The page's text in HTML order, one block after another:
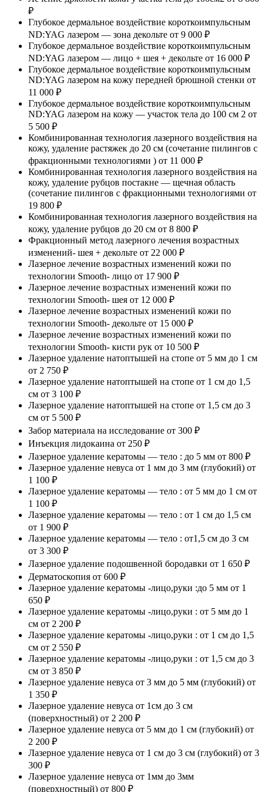
₽
Глубокое дермальное воздействие короткоимпульсным
ND:YAG лазером — зона декольте от 9 000 ₽
Глубокое дермальное воздействие короткоимпульсным
ND:YAG лазером — лицо + шея + декольте от 16 000 ₽
Глубокое дермальное воздействие короткоимпульсным
ND:YAG лазером на кожу передней брюшной стенки от
11 000 ₽
Глубокое дермальное воздействие короткоимпульсным
ND:YAG лазером на кожу — участок тела до 100 см 2 от
5 500 ₽
Комбинированная технология лазерного воздействия на
кожу, удаление растяжек до 20 см (сочетание пилингов с
фракционными технологиями ) от 11 000 ₽
Комбинированная технология лазерного воздействия на
кожу, удаление рубцов постакне — щечная область
(сочетание пилингов с фракционными технологиями от
19 800 ₽
Комбинированная технология лазерного воздействия на
кожу, удаление рубцов до 20 см от 8 800 ₽
Фракционный метод лазерного лечения возрастных
изменений- шея + декольте от 22 000 ₽
Лазерное лечение возрастных изменений кожи по
технологии Smooth- лицо от 17 900 ₽
Лазерное лечение возрастных изменений кожи по
технологии Smooth- шея от 12 000 ₽
Лазерное лечение возрастных изменений кожи по
технологии Smooth- декольте от 15 000 ₽
Лазерное лечение возрастных изменений кожи по
технологии Smooth- кисти рук от 10 500 ₽
Лазерное удаление натоптышей на стопе от 5 мм до 1 см
от 2 750 ₽
Лазерное удаление натоптышей на стопе от 1 см до 1,5
см от 3 100 ₽
Лазерное удаление натоптышей на стопе от 1,5 см до 3
см от 5 500 ₽
Забор материала на исследование от 300 ₽
Инъекция лидокаина от 250 ₽
Лазерное удаление кератомы — тело : до 5 мм от 800 ₽
Лазерное удаление невуса от 1 мм до 3 мм (глубокий) от
1 100 ₽
Лазерное удаление кератомы — тело : от 5 мм до 1 см от
1 100 ₽
Лазерное удаление кератомы — тело : от 1 см до 1,5 см
от 1 900 ₽
Лазерное удаление кератомы — тело : от1,5 см до 3 см
от 3 300 ₽
Лазерное удаление подошвенной бородавки от 1 650 ₽
Дерматоскопия от 600 ₽
Лазерное удаление кератомы -лицо,руки :до 5 мм от 1
650 ₽
Лазерное удаление кератомы -лицо,руки : от 5 мм до 1
см от 2 200 ₽
Лазерное удаление кератомы -лицо,руки : от 1 см до 1,5
см от 2 550 ₽
Лазерное удаление кератомы -лицо,руки : от 1,5 см до 3
см от 3 850 ₽
Лазерное удаление невуса от 3 мм до 5 мм (глубокий) от
1 350 ₽
Лазерное удаление невуса от 1см до 3 см
(поверхностный) от 2 200 ₽
Лазерное удаление невуса от 5 мм до 1 см (глубокий) от
2 200 ₽
Лазерное удаление невуса от 1 см до 3 см (глубокий) от 3
300 ₽
Лазерное удаление невуса от 1мм до 3мм
(поверхностный) от 800 ₽